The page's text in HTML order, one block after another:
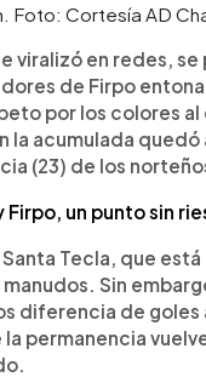
Foto: Cortesía AD
viralizó en redes,
de Firpo
por los colores
la acumulada quedó
(23) de los
Firpo, un punto sin
Tecla, que está
Sin
diferencia de goles
permanencia